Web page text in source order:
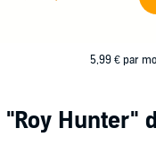
5,99 € par
"Roy Hunter"